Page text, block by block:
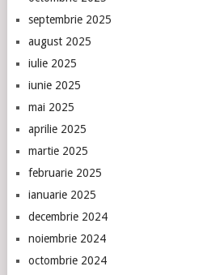
septembrie 2025
august 2025
iulie 2025
iunie 2025
mai 2025
aprilie 2025
martie 2025
februarie 2025
ianuarie 2025
decembrie 2024
noiembrie 2024
octombrie 2024